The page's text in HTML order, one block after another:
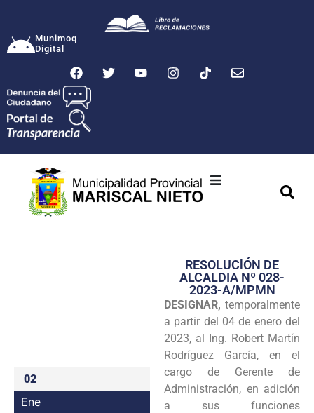
Munimoq
Digital
Transparencia
Seguridad
Programas
Intranet
02
Ene
RESOLUClÓN DE
ALCALDIA Nº 028-
2023-A/MPMN
DESIGNAR, temporalmente
a partir del 04 de enero del
2023, al Ing. Robert Martín
Rodríguez García, en el
cargo de Gerente de
Administración, en adición
a sus funciones